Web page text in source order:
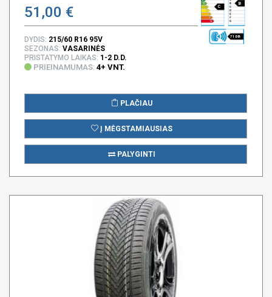
51,00 € C
B
71 DB
DYDIS: 215/60 R16 95V
SEZONAS: VASARINĖS
PRISTATYMO LAIKAS: 1-2 D.D.
PRIEINAMUMAS: 4+ VNT.
PLAČIAU
Į MĖGSTAMIAUSIAS
PALYGINTI